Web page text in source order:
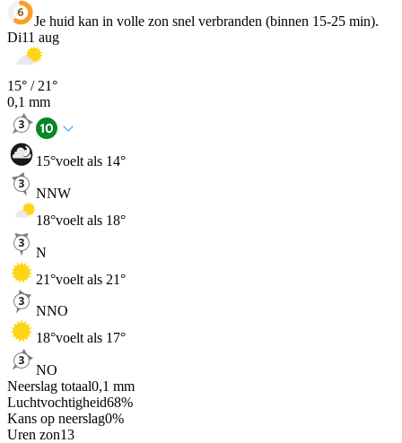
Je huid kan in volle zon snel verbranden (binnen 15-25 min).
Di11 aug
15° / 21°
0,1 mm
15°voelt als 14°
NNW
18°voelt als 18°
N
21°voelt als 21°
NNO
18°voelt als 17°
NO
Neerslag totaal0,1 mm
Luchtvochtigheid68%
Kans op neerslag0%
Uren zon13